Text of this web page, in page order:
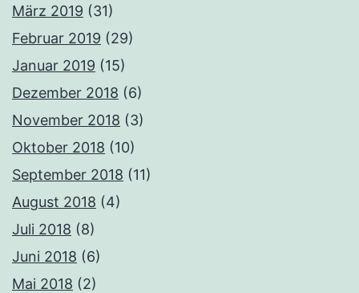
März 2019 (31)
Februar 2019 (29)
Januar 2019 (15)
Dezember 2018 (6)
November 2018 (3)
Oktober 2018 (10)
September 2018 (11)
August 2018 (4)
Juli 2018 (8)
Juni 2018 (6)
Mai 2018 (2)